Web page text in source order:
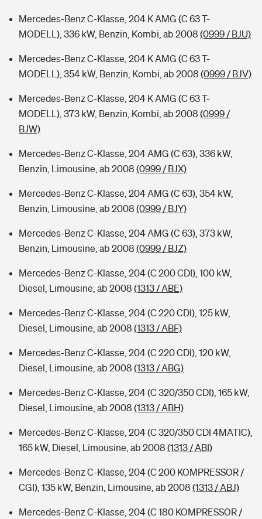
Mercedes-Benz C-Klasse, 204 K AMG (C 63 T-
MODELL), 336 kW, Benzin, Kombi, ab 2008 (0999 / BJU)
Mercedes-Benz C-Klasse, 204 K AMG (C 63 T-
MODELL), 354 kW, Benzin, Kombi, ab 2008 (0999 / BJV)
Mercedes-Benz C-Klasse, 204 K AMG (C 63 T-
MODELL), 373 kW, Benzin, Kombi, ab 2008 (0999 /
BJW)
Mercedes-Benz C-Klasse, 204 AMG (C 63), 336 kW,
Benzin, Limousine, ab 2008 (0999 / BJX)
Mercedes-Benz C-Klasse, 204 AMG (C 63), 354 kW,
Benzin, Limousine, ab 2008 (0999 / BJY)
Mercedes-Benz C-Klasse, 204 AMG (C 63), 373 kW,
Benzin, Limousine, ab 2008 (0999 / BJZ)
Mercedes-Benz C-Klasse, 204 (C 200 CDI), 100 kW,
Diesel, Limousine, ab 2008 (1313 / ABE)
Mercedes-Benz C-Klasse, 204 (C 220 CDI), 125 kW,
Diesel, Limousine, ab 2008 (1313 / ABF)
Mercedes-Benz C-Klasse, 204 (C 220 CDI), 120 kW,
Diesel, Limousine, ab 2008 (1313 / ABG)
Mercedes-Benz C-Klasse, 204 (C 320/350 CDI), 165 kW,
Diesel, Limousine, ab 2008 (1313 / ABH)
Mercedes-Benz C-Klasse, 204 (C 320/350 CDI 4MATIC),
165 kW, Diesel, Limousine, ab 2008 (1313 / ABI)
Mercedes-Benz C-Klasse, 204 (C 200 KOMPRESSOR /
CGI), 135 kW, Benzin, Limousine, ab 2008 (1313 / ABJ)
Mercedes-Benz C-Klasse, 204 (C 180 KOMPRESSOR /